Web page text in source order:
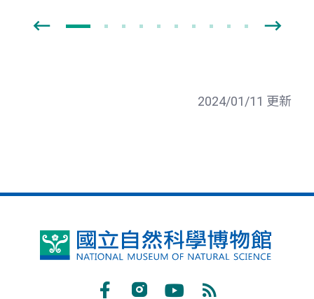
2024/01/11 更新
國